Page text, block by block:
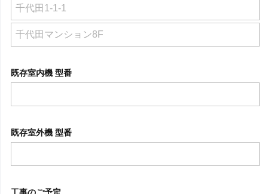
既存室内機 型番
既存室外機 型番
工事のご予定